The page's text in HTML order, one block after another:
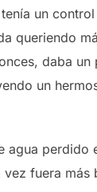
un
queriendo
daba un
un
agua perdido
fuera más